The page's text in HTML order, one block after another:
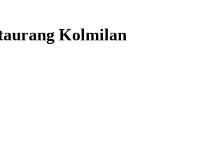
Kolmilan